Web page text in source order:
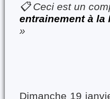
📋 Ceci est un
entrainement à la
»
Dimanche 19